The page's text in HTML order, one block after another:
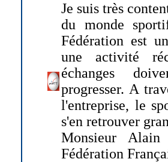
Je suis très
du monde
Fédération est
une activité
échanges
progresser. A
l'entreprise, le
s'en retrouver
Monsieur
Fédération